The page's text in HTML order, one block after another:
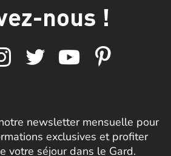
nous !
newsletter mensuelle pour
exclusives et profiter
votre séjour dans le Gard.